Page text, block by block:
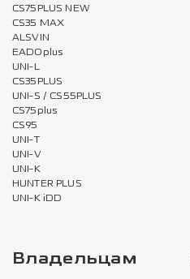
CS75PLUS NEW
CS35 MAX
ALSVIN
EADOplus
UNI-L
CS35PLUS
UNI-S / CS55PLUS
CS75plus
CS95
UNI-T
UNI-V
UNI-K
HUNTER PLUS
UNI-K iDD
Владельцам